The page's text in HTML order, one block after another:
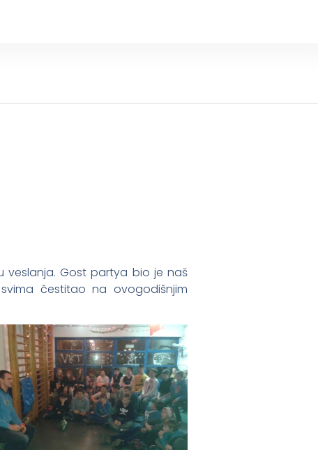
veslanja. Gost partya bio je naš
čestitao na ovogodišnjim